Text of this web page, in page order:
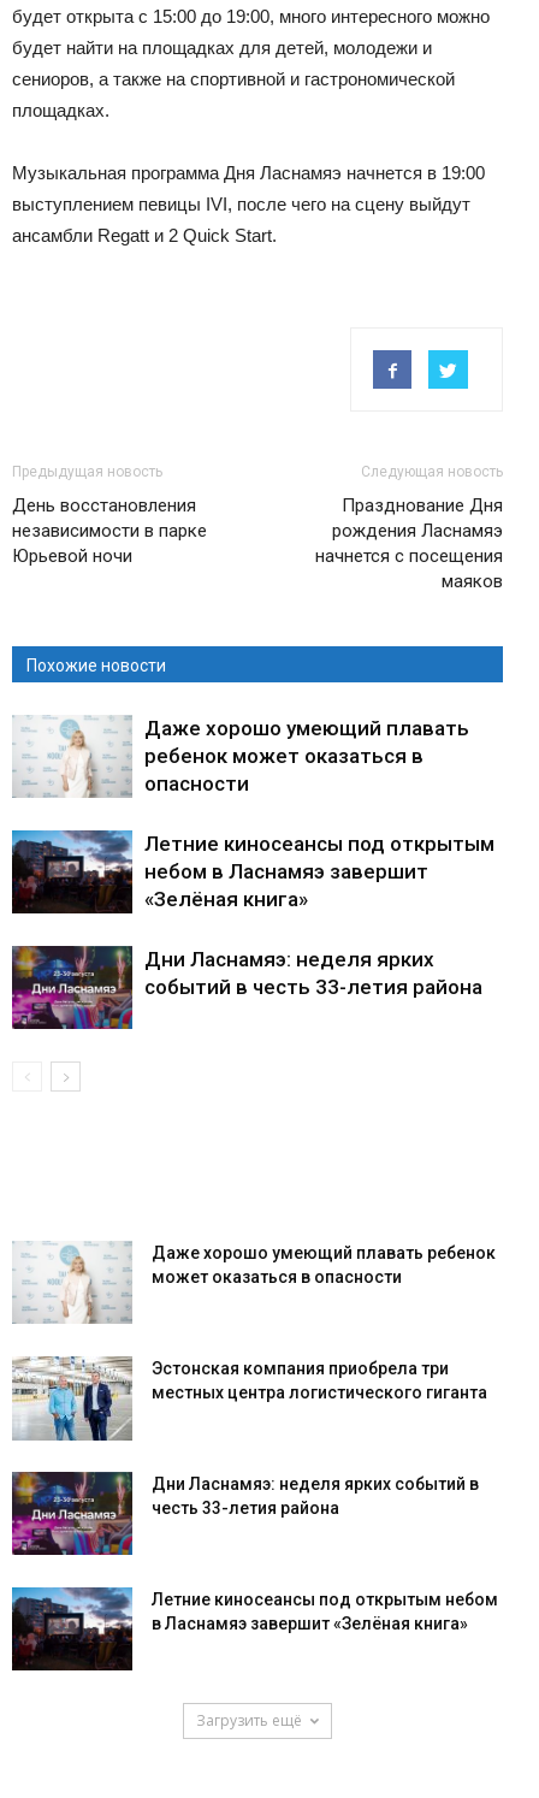
будет открыта с 15:00 до 19:00, много интересного можно
будет найти на площадках для детей, молодежи и
сениоров, а также на спортивной и гастрономической
площадках.
Музыкальная программа Дня Ласнамяэ начнется в 19:00
выступлением певицы IVI, после чего на сцену выйдут
ансамбли Regatt и 2 Quick Start.
Предыдущая новость
День восстановления
независимости в парке
Юрьевой ночи
Следующая новость
Празднование Дня
рождения Ласнамяэ
начнется с посещения
маяков
Похожие новости
Даже хорошо умеющий плавать
ребенок может оказаться в
опасности
Летние киносеансы под открытым
небом в Ласнамяэ завершит
«Зелёная книга»
Дни Ласнамяэ: неделя ярких
событий в честь 33-летия района
Даже хорошо умеющий плавать ребенок
может оказаться в опасности
Эстонская компания приобрела три
местных центра логистического гиганта
Дни Ласнамяэ: неделя ярких событий в
честь 33-летия района
Летние киносеансы под открытым небом
в Ласнамяэ завершит «Зелёная книга»
Загрузить ещё